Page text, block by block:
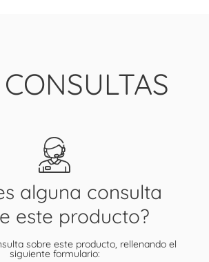
CONSULTAS
alguna consulta
este producto?
sobre este producto, rellenando el
siguiente formulario: